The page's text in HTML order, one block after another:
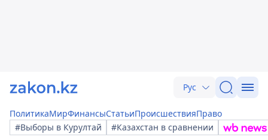
Рус
ПолитикаМирФинансыСтатьиПроисшествияПраво
#Выборы в Курултай
#Казахстан в сравнении